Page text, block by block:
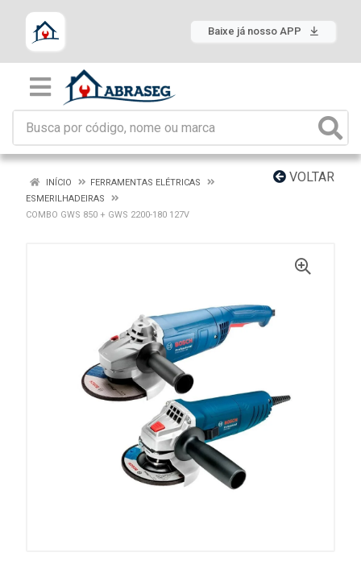
Baixe já nosso APP
VOLTAR
INÍCIO
FERRAMENTAS ELÉTRICAS
ESMERILHADEIRAS
COMBO GWS 850 + GWS 2200-180 127V